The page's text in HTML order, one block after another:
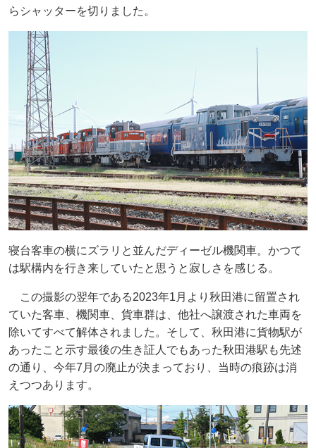
らシャッターを切りました。
寝台客車の横にズラリと並んだディーゼル機関車。かつて
は駅構内を行き来していたと思うと寂しさを感じる。
この撮影の翌年である2023年1月より秋田港に留置され
ていた客車、機関車、貨車群は、他社へ譲渡された車両を
除いてすべて解体されました。そして、秋田港に貨物駅が
あったこと示す最後の生き証人でもあった秋田港駅も先述
の通り、今年7月の廃止が決まっており、当時の痕跡は消
えつつあります。